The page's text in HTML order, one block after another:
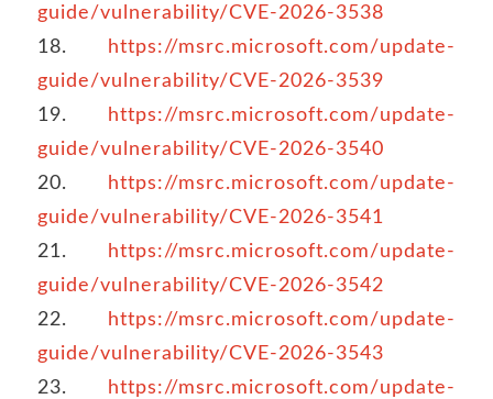
guide/vulnerability/CVE-2026-3538
18.
https://msrc.microsoft.com/update-
guide/vulnerability/CVE-2026-3539
19.
https://msrc.microsoft.com/update-
guide/vulnerability/CVE-2026-3540
20.
https://msrc.microsoft.com/update-
guide/vulnerability/CVE-2026-3541
21.
https://msrc.microsoft.com/update-
guide/vulnerability/CVE-2026-3542
22.
https://msrc.microsoft.com/update-
guide/vulnerability/CVE-2026-3543
23.
https://msrc.microsoft.com/update-